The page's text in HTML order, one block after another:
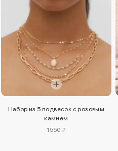
Набор из 5 подвесок с розовым
камнем
1550 ₽